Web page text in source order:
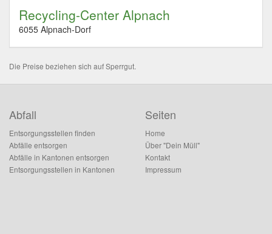
Recycling-Center Alpnach
6055 Alpnach-Dorf
Die Preise beziehen sich auf Sperrgut.
Abfall
Entsorgungsstellen finden
Abfälle entsorgen
Abfälle in Kantonen entsorgen
Entsorgungsstellen in Kantonen
Seiten
Home
Über "Dein Müll"
Kontakt
Impressum